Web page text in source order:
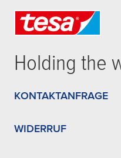
Holding the
KONTAKTANFRAGE
WIDERRUF